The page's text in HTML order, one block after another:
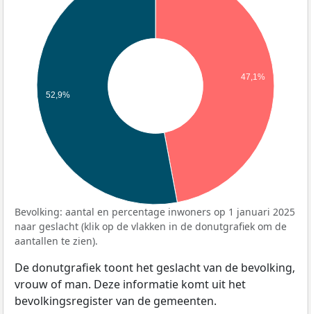
47,1%
52,9%
Bevolking: aantal en percentage inwoners op 1 januari 2025
naar geslacht (klik op de vlakken in de donutgrafiek om de
aantallen te zien).
De donutgrafiek toont het geslacht van de bevolking,
vrouw of man. Deze informatie komt uit het
bevolkingsregister van de gemeenten.